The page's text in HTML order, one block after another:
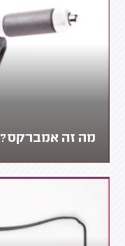
מה זה אמברקס?